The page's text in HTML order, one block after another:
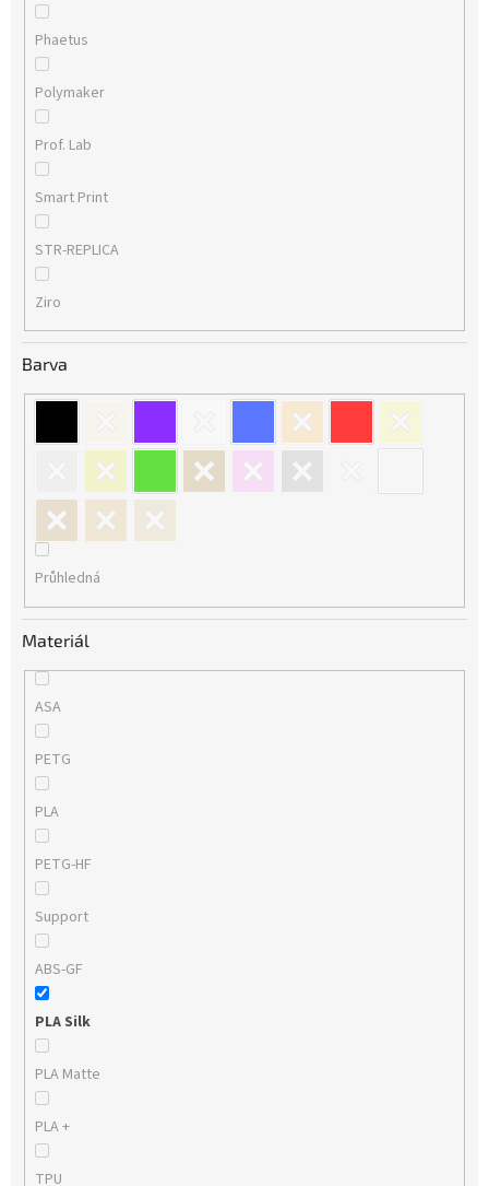
Phaetus
Polymaker
Prof. Lab
Smart Print
STR-REPLICA
Ziro
Barva
Průhledná
Materiál
ASA
PETG
PLA
PETG-HF
Support
ABS-GF
PLA Silk
PLA Matte
PLA +
TPU